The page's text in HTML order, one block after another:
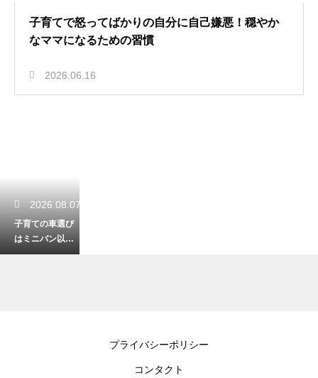
子育てで怒ってばかりの自分に自己嫌悪！穏やか
なママになるための習慣
2026.06.16
2026.08.07
子育ての車選び
はミニバン以外
もアリ？ライフ
プライバシーポリシー
コンタクト